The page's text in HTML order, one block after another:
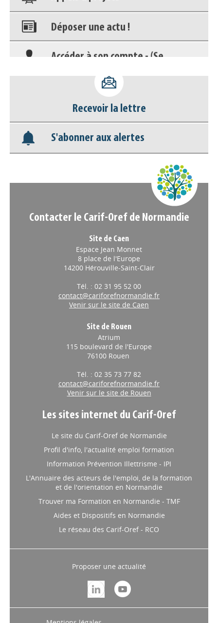
Déposer une actu !
Accéder à son compte - (Se
déconnecter)
Base documentaire
Recevoir la lettre
S'abonner aux alertes
Contacter le Carif-Oref de Normandie
Site de Caen
Espace Jean Monnet
8 place de l'Europe
14200 Hérouville-Saint-Clair
Tél. : 02 31 95 52 00
contact@cariforefnormandie.fr
Venir sur le site de Caen
Site de Rouen
Atrium
115 boulevard de l'Europe
76100 Rouen
Tél. : 02 35 73 77 82
contact@cariforefnormandie.fr
Venir sur le site de Rouen
Les sites internet du Carif-Oref
Le site du Carif-Oref de Normandie
Profil d'info, l'actualité emploi formation
Information Prévention Illettrisme - IPI
L'Annuaire des acteurs de l'emploi, de la formation
et de l'orientation en Normandie
Trouver ma Formation en Normandie - TMF
Aides et Dispositifs en Normandie
Le réseau des Carif-Oref - RCO
Proposer une actualité